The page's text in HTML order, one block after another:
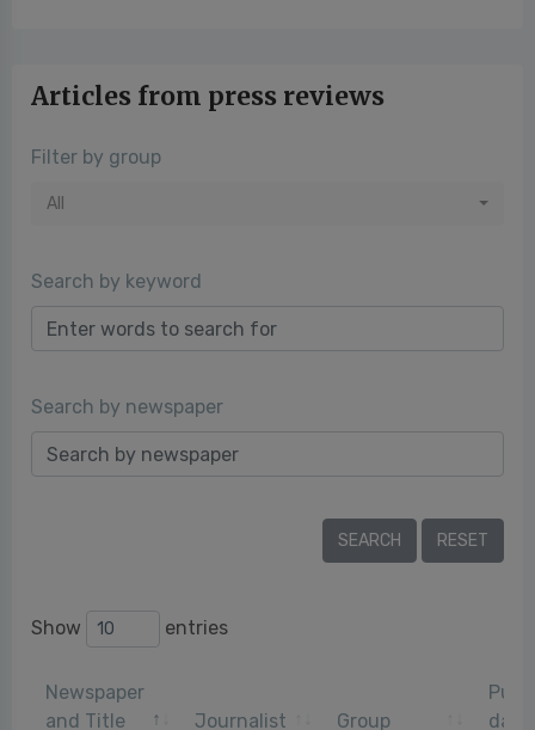
Articles from press reviews
Filter by group
All
Search by keyword
Search by newspaper
Show entries
Newspaper
and Title
Journalist Group
date